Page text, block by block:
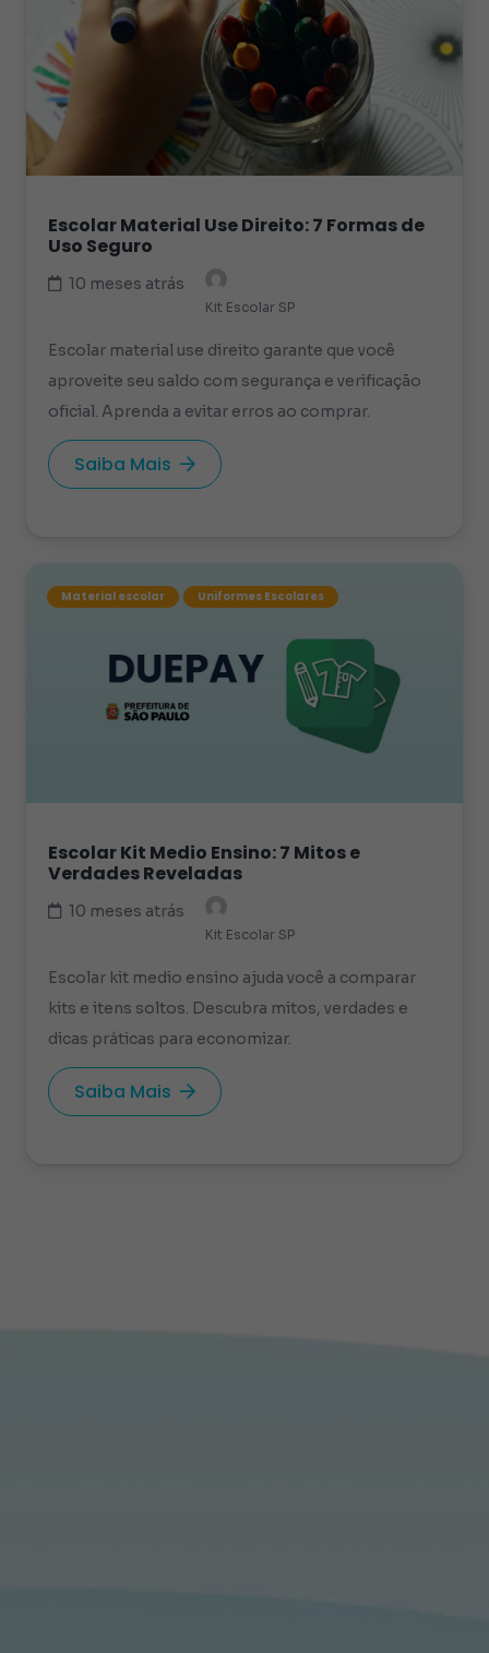
Escolar Material Use Direito: 7 Formas de
Uso Seguro
10 meses atrás
Kit Escolar SP
Escolar material use direito garante que você
aproveite seu saldo com segurança e verificação
oficial. Aprenda a evitar erros ao comprar.
Saiba Mais
Material escolar Uniformes Escolares
Escolar Kit Medio Ensino: 7 Mitos e
Verdades Reveladas
10 meses atrás
Kit Escolar SP
Escolar kit medio ensino ajuda você a comparar
kits e itens soltos. Descubra mitos, verdades e
dicas práticas para economizar.
Saiba Mais